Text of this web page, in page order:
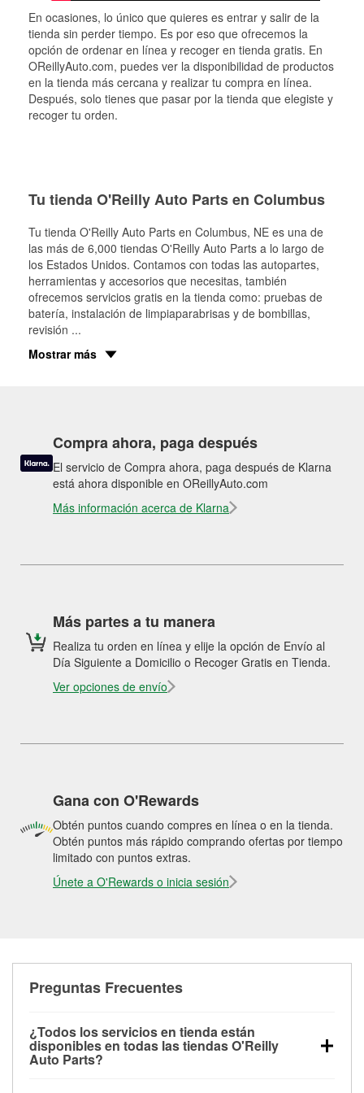
En ocasiones, lo único que quieres es entrar y salir de la
tienda sin perder tiempo. Es por eso que ofrecemos la
opción de ordenar en línea y recoger en tienda gratis. En
OReillyAuto.com, puedes ver la disponibilidad de productos
en la tienda más cercana y realizar tu compra en línea.
Después, solo tienes que pasar por la tienda que elegiste y
recoger tu orden.
Tu tienda O'Reilly Auto Parts en Columbus
Tu tienda O'Reilly Auto Parts en Columbus, NE es una de
las más de 6,000 tiendas O'Reilly Auto Parts a lo largo de
los Estados Unidos. Contamos con todas las autopartes,
herramientas y accesorios que necesitas, también
ofrecemos servicios gratis en la tienda como: pruebas de
batería, instalación de limpiaparabrisas y de bombillas,
revisión ...
Mostrar más
Compra ahora, paga después
El servicio de Compra ahora, paga después de Klarna
está ahora disponible en OReillyAuto.com
Más información acerca de Klarna
Más partes a tu manera
Realiza tu orden en línea y elije la opción de Envío al
Día Siguiente a Domicilio o Recoger Gratis en Tienda.
Ver opciones de envío
Gana con O'Rewards
Obtén puntos cuando compres en línea o en la tienda.
Obtén puntos más rápido comprando ofertas por tiempo
limitado con puntos extras.
Únete a O'Rewards o inicia sesión
Preguntas Frecuentes
¿Todos los servicios en tienda están
disponibles en todas las tiendas O'Reilly
Auto Parts?